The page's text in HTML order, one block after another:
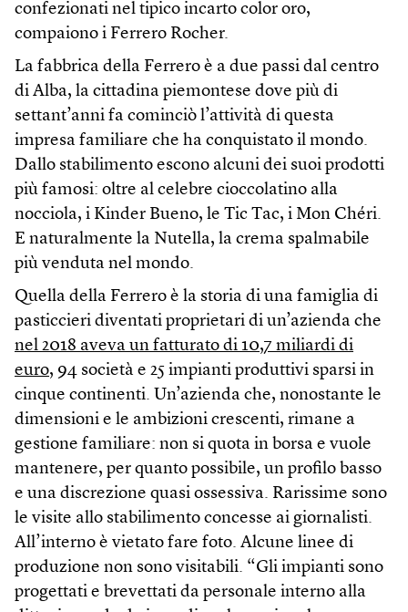
confezionati nel tipico incarto color oro,
compaiono i Ferrero Rocher.
La fabbrica della Ferrero è a due passi dal centro
di Alba, la cittadina piemontese dove più di
settant’anni fa cominciò l’attività di questa
impresa familiare che ha conquistato il mondo.
Dallo stabilimento escono alcuni dei suoi prodotti
più famosi: oltre al celebre cioccolatino alla
nocciola, i Kinder Bueno, le Tic Tac, i Mon Chéri.
E naturalmente la Nutella, la crema spalmabile
più venduta nel mondo.
Quella della Ferrero è la storia di una famiglia di
pasticcieri diventati proprietari di un’azienda che
nel 2018 aveva un fatturato di 10,7 miliardi di
euro, 94 società e 25 impianti produttivi sparsi in
cinque continenti. Un’azienda che, nonostante le
dimensioni e le ambizioni crescenti, rimane a
gestione familiare: non si quota in borsa e vuole
mantenere, per quanto possibile, un profilo basso
e una discrezione quasi ossessiva. Rarissime sono
le visite allo stabilimento concesse ai giornalisti.
All’interno è vietato fare foto. Alcune linee di
produzione non sono visitabili. “Gli impianti sono
progettati e brevettati da personale interno alla